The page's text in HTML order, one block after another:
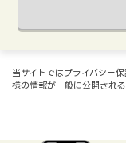
当サイトではプライバシー
様の情報が一般に公開され